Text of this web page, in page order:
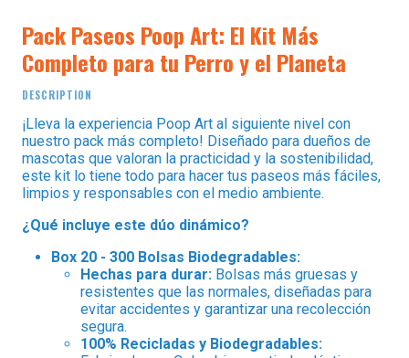
Pack Paseos Poop Art: El Kit Más
Completo para tu Perro y el Planeta
DESCRIPTION
¡Lleva la experiencia Poop Art al siguiente nivel con
nuestro pack más completo! Diseñado para dueños de
mascotas que valoran la practicidad y la sostenibilidad,
este kit lo tiene todo para hacer tus paseos más fáciles,
limpios y responsables con el medio ambiente.
¿Qué incluye este dúo dinámico?
Box 20 - 300 Bolsas Biodegradables:
Hechas para durar: Bolsas más gruesas y
resistentes que las normales, diseñadas para
evitar accidentes y garantizar una recolección
segura.
100% Recicladas y Biodegradables: